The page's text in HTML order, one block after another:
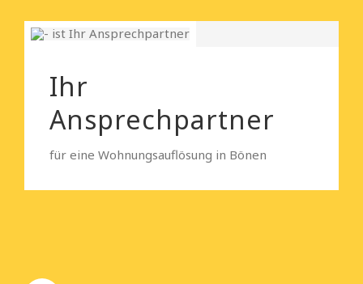
Ihr
Ansprechpartner
für eine Wohnungsauflösung in Bönen